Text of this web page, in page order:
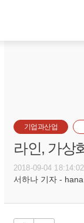
기업과산업
라인, 가상
2018-09-04 18:14:02
서하나 기자 -